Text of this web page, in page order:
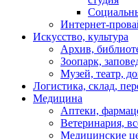
Интернет-
Искусство, культура
Архив,
Зоопарк,
Музей, театр,
Логистика, склад,
Медицина
Аптеки,
Ветеринария,
Медицинские